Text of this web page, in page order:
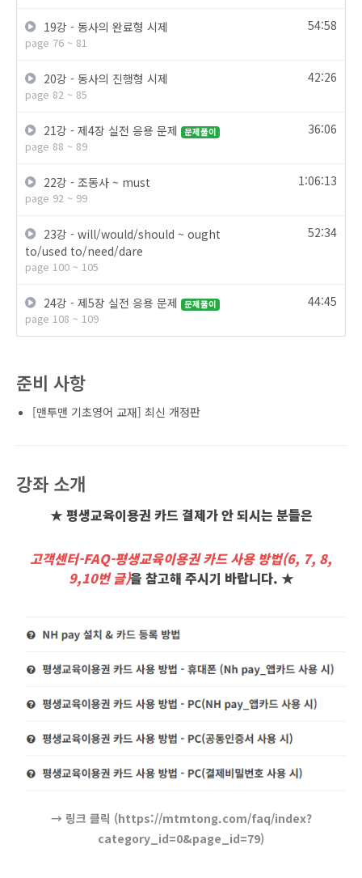
19강 - 동사의 완료형 시제 54:58
page 76 ~ 81
20강 - 동사의 진행형 시제 42:26
page 82 ~ 85
21강 - 제4장 실전 응용 문제 문제풀이 36:06
page 88 ~ 89
22강 - 조동사 ~ must 1:06:13
page 92 ~ 99
23강 - will/would/should ~ ought
to/used to/need/dare
52:34
page 100 ~ 105
24강 - 제5장 실전 응용 문제 문제풀이 44:45
page 108 ~ 109
준비 사항
[맨투맨 기초영어 교재] 최신 개정판
강좌 소개
★ 평생교육이용권 카드 결제가 안 되시는 분들은
고객센터-FAQ-평생교육이용권 카드 사용 방법(6, 7, 8,
9,10번 글)을 참고해 주시기 바랍니다. ★
→ 링크 클릭 (https://mtmtong.com/faq/index?
category_id=0&page_id=79)